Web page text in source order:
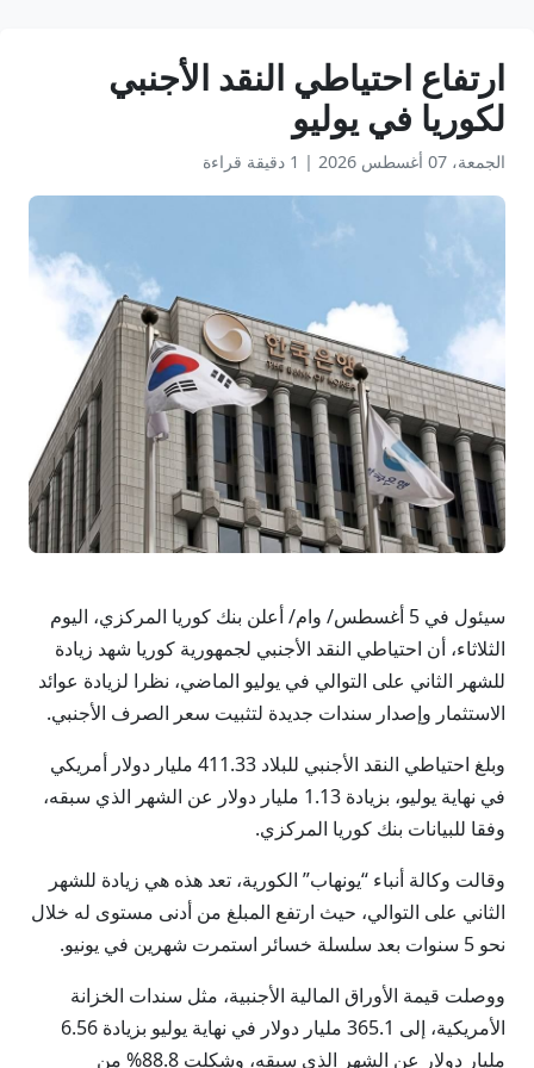
ارتفاع احتياطي النقد الأجنبي
لكوريا في يوليو
الجمعة، 07 أغسطس 2026 | 1 دقيقة قراءة
سيئول في 5 أغسطس/ وام/ أعلن بنك كوريا المركزي، اليوم
الثلاثاء، أن احتياطي النقد الأجنبي لجمهورية كوريا شهد زيادة
للشهر الثاني على التوالي في يوليو الماضي، نظرا لزيادة عوائد
الاستثمار وإصدار سندات جديدة لتثبيت سعر الصرف الأجنبي.
وبلغ احتياطي النقد الأجنبي للبلاد 411.33 مليار دولار أمريكي
في نهاية يوليو، بزيادة 1.13 مليار دولار عن الشهر الذي سبقه،
وفقا للبيانات بنك كوريا المركزي.
وقالت وكالة أنباء “يونهاب” الكورية، تعد هذه هي زيادة للشهر
الثاني على التوالي، حيث ارتفع المبلغ من أدنى مستوى له خلال
نحو 5 سنوات بعد سلسلة خسائر استمرت شهرين في يونيو.
ووصلت قيمة الأوراق المالية الأجنبية، مثل سندات الخزانة
الأمريكية، إلى 365.1 مليار دولار في نهاية يوليو بزيادة 6.56
مليار دولار عن الشهر الذي سبقه، وشكلت 88.8% من